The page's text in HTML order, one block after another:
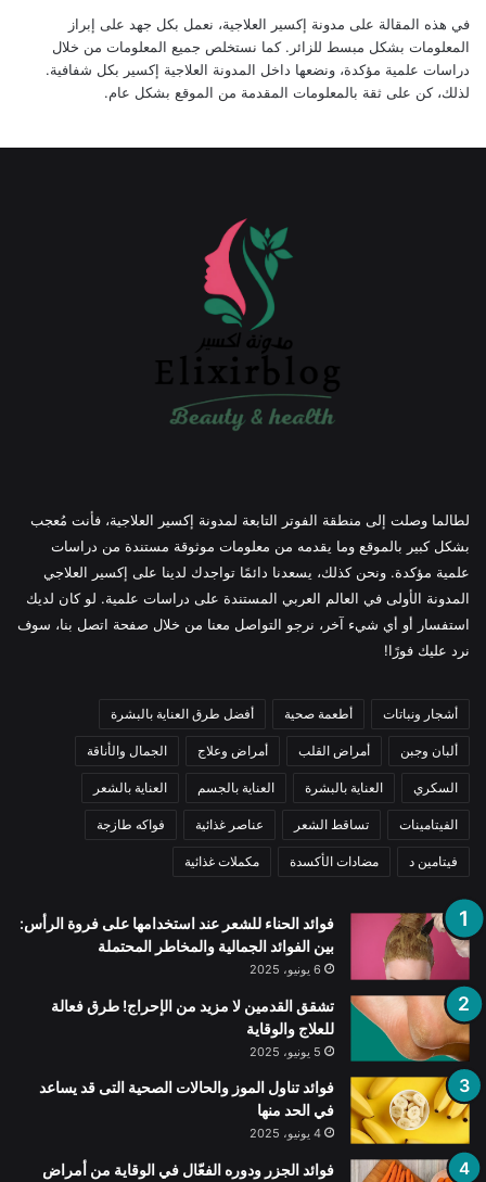
في هذه المقالة على مدونة إكسير العلاجية، نعمل بكل جهد على إبراز
المعلومات بشكل مبسط للزائر. كما نستخلص جميع المعلومات من خلال
دراسات علمية مؤكدة، ونضعها داخل المدونة العلاجية إكسير بكل شفافية.
لذلك، كن على ثقة بالمعلومات المقدمة من الموقع بشكل عام.
لطالما وصلت إلى منطقة الفوتر التابعة لمدونة إكسير العلاجية، فأنت مُعجب
بشكل كبير بالموقع وما يقدمه من معلومات موثوقة مستندة من دراسات
علمية مؤكدة. ونحن كذلك، يسعدنا دائمًا تواجدك لدينا على إكسير العلاجي
المدونة الأولى في العالم العربي المستندة على دراسات علمية. لو كان لديك
استفسار أو أي شيء آخر، نرجو التواصل معنا من خلال صفحة اتصل بنا، سوف
نرد عليك فورًا!
أشجار ونباتات أطعمة صحية أفضل طرق العناية بالبشرة
ألبان وجبن أمراض القلب أمراض وعلاج الجمال والأناقة
السكري العناية بالبشرة العناية بالجسم العناية بالشعر
الفيتامينات تساقط الشعر عناصر غذائية فواكه طازجة
فيتامين د مضادات الأكسدة مكملات غذائية
فوائد الحناء للشعر عند استخدامها على فروة الرأس:
بين الفوائد الجمالية والمخاطر المحتملة
6 يونيو، 2025
تشقق القدمين لا مزيد من الإحراج! طرق فعالة
للعلاج والوقاية
5 يونيو، 2025
فوائد تناول الموز والحالات الصحية التى قد يساعد
في الحد منها
4 يونيو، 2025
فوائد الجزر ودوره الفعّال في الوقاية من أمراض